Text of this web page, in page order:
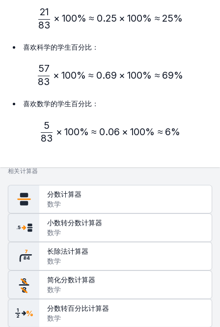
\frac{21}{83} × 100\% ≈
83
21
× 100% ≈ 0.25 × 100% ≈ 25%
喜欢科学的学生百分比：
\frac{57}{83} × 100\% ≈
83
57
× 100% ≈ 0.69 × 100% ≈ 69%
喜欢数学的学生百分比：
\frac{5}{83} × 100\% ≈
83
5
× 100% ≈ 0.06 × 100% ≈ 6%
相关计算器
分数计算器
数学
.5
小数转分数计算器
数学
84
7
长除法计算器
数学
6
8
简化分数计算器
数学
1
2 %
分数转百分比计算器
数学